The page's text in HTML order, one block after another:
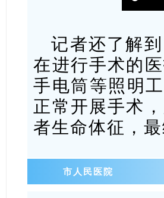
记者还了解
在进行手术的
手电筒等照明
正常开展手术
者生命体征，
市人民医院